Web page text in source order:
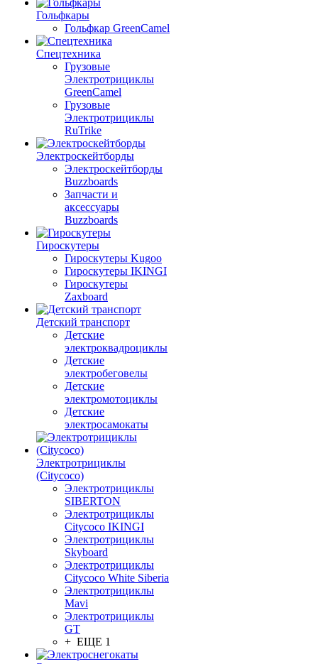
Гольфкары
Гольфкар GreenCamel
Спецтехника
Грузовые
Электротрициклы
GreenCamel
Грузовые
Электротрициклы
RuTrike
Электроскейтборды
Электроскейтборды
Buzzboards
Запчасти и
аксессуары
Buzzboards
Гироскутеры
Гироскутеры Kugoo
Гироскутеры IKINGI
Гироскутеры
Zaxboard
Детский транспорт
Детские
электроквадроциклы
Детские
электробеговелы
Детские
электромотоциклы
Детские
электросамокаты
Электротрициклы
(Citycoco)
Электротрициклы
SIBERTON
Электротрициклы
Citycoco IKINGI
Электротрициклы
Skyboard
Электротрициклы
Citycoco White Siberia
Электротрициклы
Mavi
Электротрициклы
GT
+ ЕЩЕ 1